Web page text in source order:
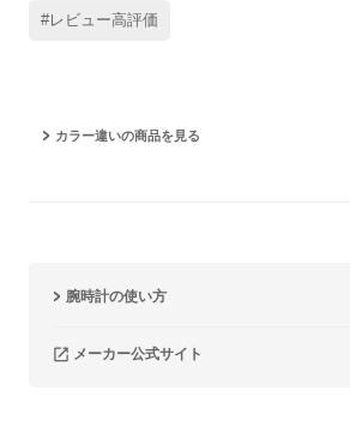
#レビュー高評価
カラー違いの商品を見る
腕時計の使い方
メーカー公式サイト